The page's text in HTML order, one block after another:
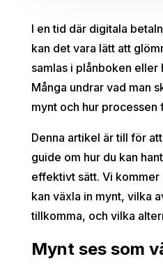
I en tid där digitala
kan det vara lätt att
samlas i plånboken eller
Många undrar vad man
mynt och hur processen
Denna artikel är till för
guide om hur du kan
effektivt sätt. Vi kommer
kan växla in mynt, vilka
tillkomma, och vilka
Mynt ses som